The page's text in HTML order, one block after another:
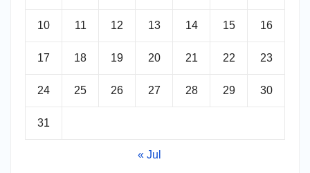
10 11 12 13 14 15 16
17 18 19 20 21 22 23
24 25 26 27 28 29 30
31
« Jul